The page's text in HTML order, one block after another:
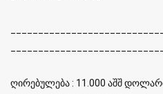
ღირებულება : 11.000 აშშ